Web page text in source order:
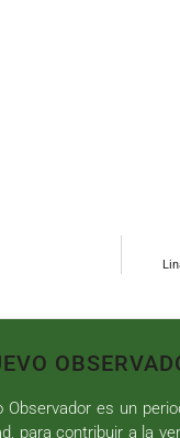
Observador es un
para contribuir a la